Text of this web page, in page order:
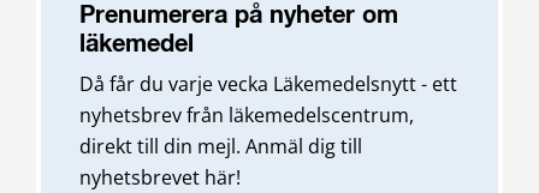
Prenumerera på nyheter om
läkemedel
Då får du varje vecka Läkemedelsnytt - ett
nyhetsbrev från läkemedelscentrum,
direkt till din mejl. Anmäl dig till
nyhetsbrevet här!